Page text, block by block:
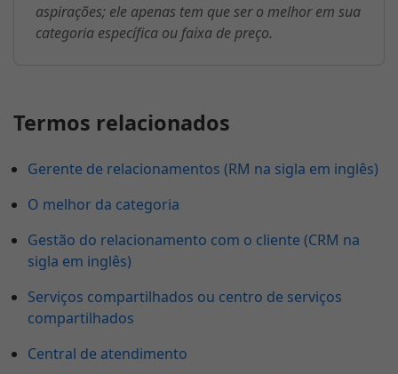
aspirações; ele apenas tem que ser o melhor em sua
categoria específica ou faixa de preço.
Termos relacionados
Gerente de relacionamentos (RM na sigla em inglês)
O melhor da categoria
Gestão do relacionamento com o cliente (CRM na
sigla em inglês)
Serviços compartilhados ou centro de serviços
compartilhados
Central de atendimento